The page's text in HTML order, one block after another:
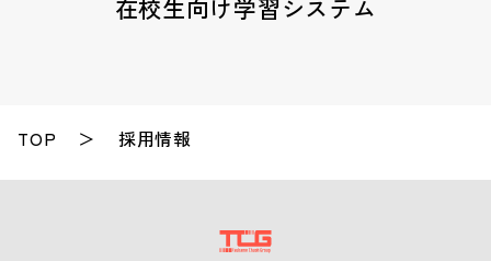
在校生向け学習システム
TOP 採用情報